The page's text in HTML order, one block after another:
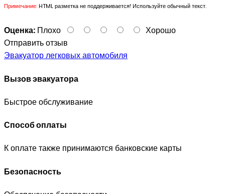
Примечание:HTML разметка не поддерживается! Используйте обычный текст.
Оценка: Плохо
Хорошо
Отправить отзыв
Эвакуатор легковых автомобиля
Вызов эвакуатора
Быстрое обслуживание
Способ оплаты
К оплате также принимаются банковские карты
Безопасность